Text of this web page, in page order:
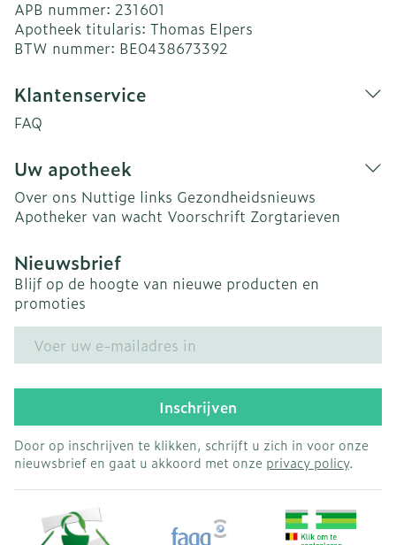
APB nummer: 231601
Apotheek titularis: Thomas Elpers
BTW nummer: BE0438673392
Klantenservice
FAQ
Uw apotheek
Over ons Nuttige links Gezondheidsnieuws
Apotheker van wacht Voorschrift Zorgtarieven
Nieuwsbrief
Blijf op de hoogte van nieuwe producten en
promoties
Inschrijven
Door op inschrijven te klikken, schrijft u zich in voor onze
nieuwsbrief en gaat u akkoord met onze privacy policy.